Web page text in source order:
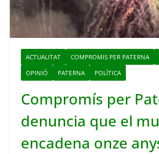
ACTUALITAT COMPROMIS PER PATERNA
OPINIÓ
PATERNA POLÍTICA
Compromís per
denuncia que el
encadena onze